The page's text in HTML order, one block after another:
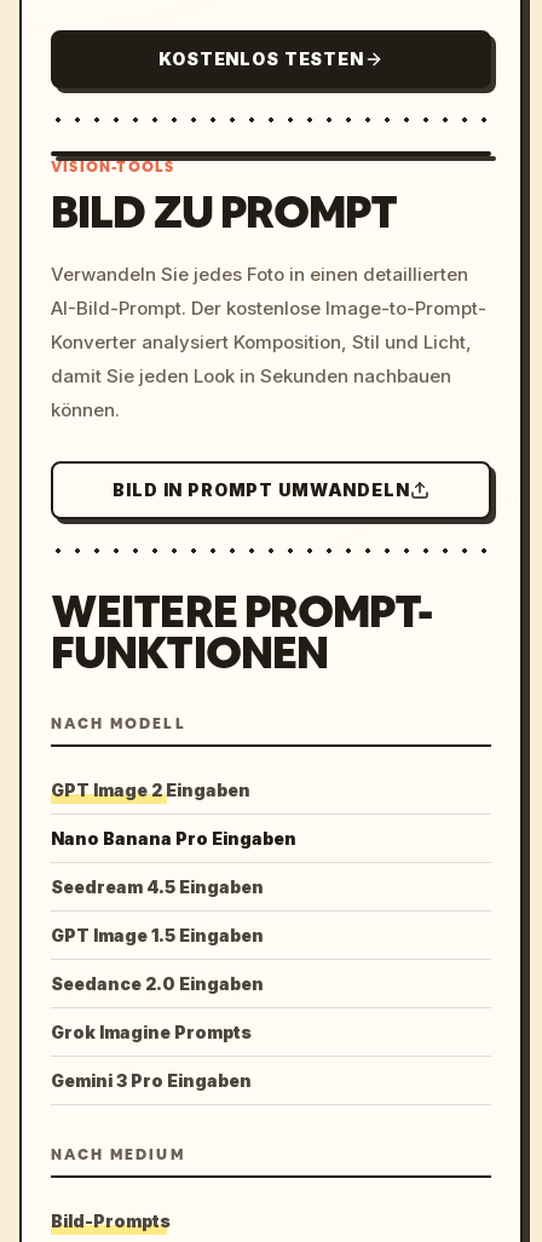
KOSTENLOS TESTEN
c, cyberpunk sunset, neon
colors, 8k --v 6.0
VISION-TOOLS
BILD ZU PROMPT
Verwandeln Sie jedes Foto in einen detaillierten
AI-Bild-Prompt. Der kostenlose Image-to-Prompt-
Konverter analysiert Komposition, Stil und Licht,
damit Sie jeden Look in Sekunden nachbauen
können.
BILD IN PROMPT UMWANDELN
WEITERE PROMPT-
FUNKTIONEN
NACH MODELL
GPT Image 2 Eingaben
Nano Banana Pro Eingaben
Seedream 4.5 Eingaben
GPT Image 1.5 Eingaben
Seedance 2.0 Eingaben
Grok Imagine Prompts
Gemini 3 Pro Eingaben
NACH MEDIUM
Bild-Prompts